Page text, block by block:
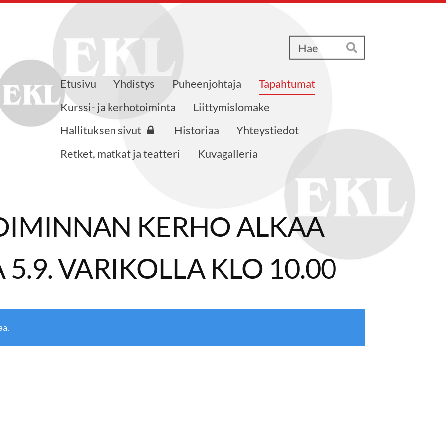
Hae
yhdistys
Etusivu Yhdistys Puheenjohtaja
Tapahtumat
Kurssi- ja kerhotoiminta
Liittymislomake
Hallituksen sivut
Historiaa
Yhteystiedot
Retket, matkat ja teatteri
Kuvagalleria
KERHO ALKAA
5.9. VARIKOLLA KLO 10.00